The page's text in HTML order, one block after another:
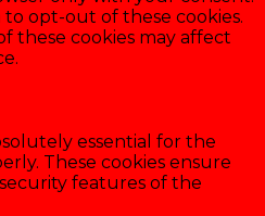
opt-out of these cookies.
these cookies may affect
essential for the
These cookies ensure
features of the